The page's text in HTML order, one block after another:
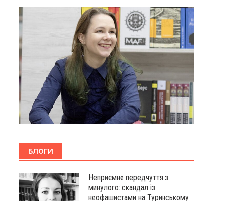
БЛОГИ
Неприємне передчуття з
минулого: скандал із
неофашистами на Туринському